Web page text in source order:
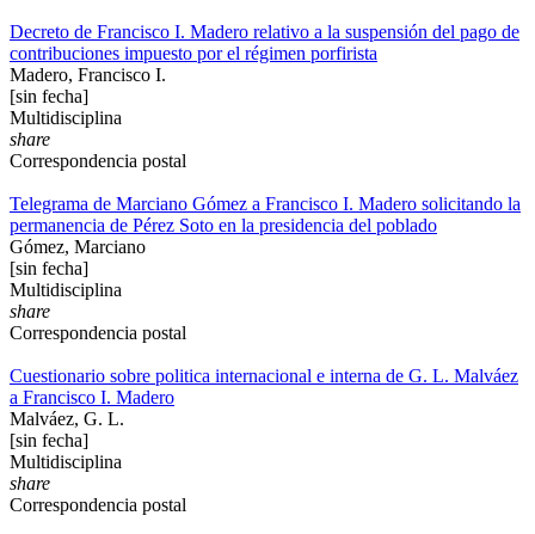
Decreto de Francisco I. Madero relativo a la suspensión del pago de
contribuciones impuesto por el régimen porfirista
Madero, Francisco I.
[sin fecha]
Multidisciplina
share
Correspondencia postal
Telegrama de Marciano Gómez a Francisco I. Madero solicitando la
permanencia de Pérez Soto en la presidencia del poblado
Gómez, Marciano
[sin fecha]
Multidisciplina
share
Correspondencia postal
Cuestionario sobre politica internacional e interna de G. L. Malváez
a Francisco I. Madero
Malváez, G. L.
[sin fecha]
Multidisciplina
share
Correspondencia postal